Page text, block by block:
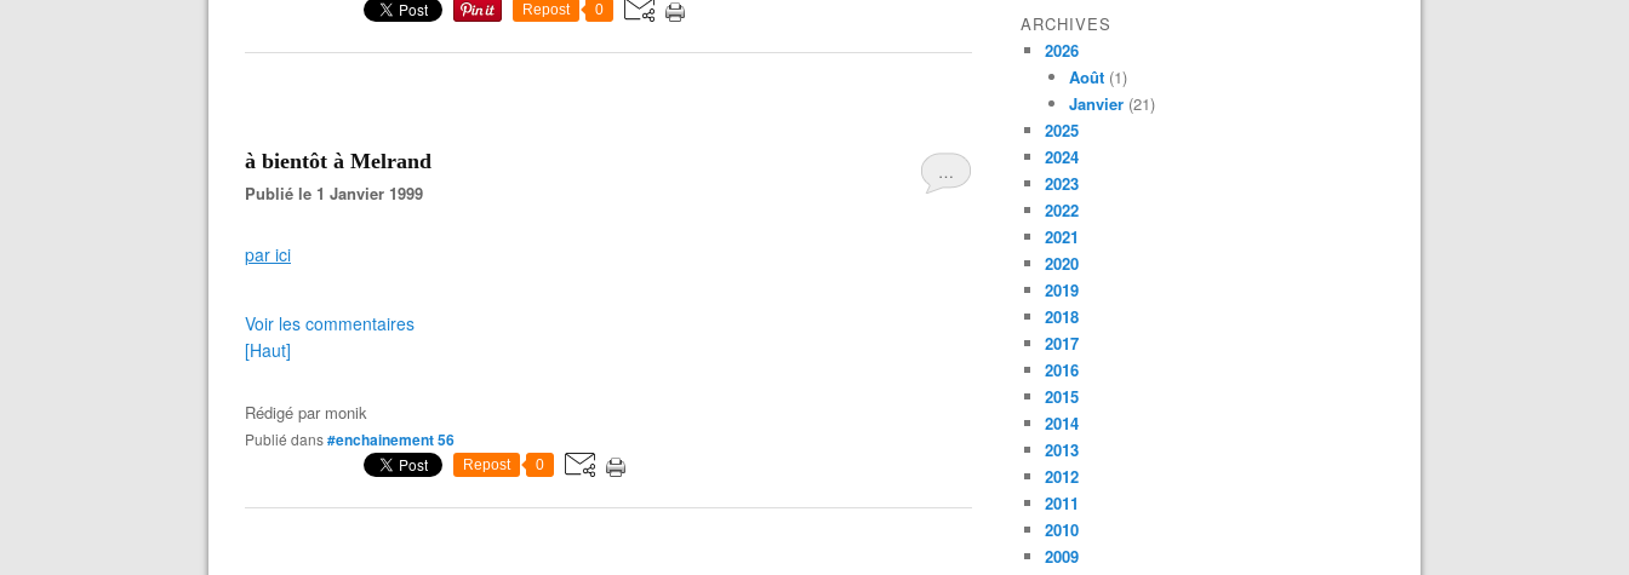
Repost 0
…
à bientôt à Melrand
Publié le 1 Janvier 1999
par ici
Voir les commentaires
[Haut]
Rédigé par monik
Publié dans#enchainement 56
Repost 0
ARCHIVES
2026
Août (1)
Janvier (21)
2025
2024
2023
2022
2021
2020
2019
2018
2017
2016
2015
2014
2013
2012
2011
2010
2009